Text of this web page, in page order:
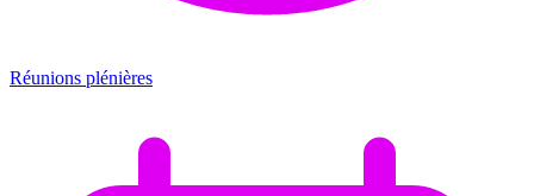
Réunions plénières